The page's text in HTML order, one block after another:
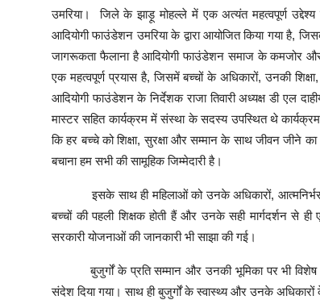
उमरिया। जिले के झाड़ू मोहल्ले में एक अत्यंत महत्वपूर्ण
आदियोगी फाउंडेशन उमरिया के द्वारा आयोजित किया गया है,
जागरूकता फैलाना है आदियोगी फाउंडेशन समाज के कमजोर
एक महत्वपूर्ण प्रयास है, जिसमें बच्चों के अधिकारों, उनकी
आदियोगी फाउंडेशन के निर्देशक राजा तिवारी अध्यक्ष डी एल
मास्टर सहित कार्यक्रम में संस्था के सदस्य उपस्थित थे
कि हर बच्चे को शिक्षा, सुरक्षा और सम्मान के साथ जीवन जीने
बचाना हम सभी की सामूहिक जिम्मेदारी है।
इसके साथ ही महिलाओं को उनके अधिकारों, आत्मनिर्भरता,
बच्चों की पहली शिक्षक होती हैं और उनके सही मार्गदर्शन से
सरकारी योजनाओं की जानकारी भी साझा की गई।
बुजुर्गों के प्रति सम्मान और उनकी भूमिका पर भी विशेष
संदेश दिया गया। साथ ही बुजुर्गों के स्वास्थ्य और उनके अधिकारों